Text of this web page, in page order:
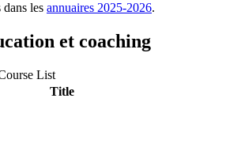
les annuaires 2025-2026.
et coaching
List
Title